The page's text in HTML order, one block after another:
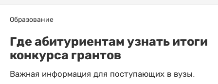
Образование
Где абитуриентам узнать итоги
конкурса грантов
Важная информация для поступающих в вузы.